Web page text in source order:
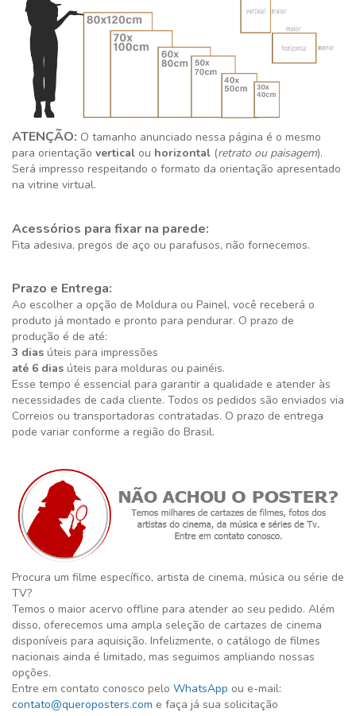
ATENÇÃO: O tamanho anunciado nessa página é o mesmo
para orientação vertical ou horizontal (retrato ou paisagem).
Será impresso respeitando o formato da orientação apresentado
na vitrine virtual.
Acessórios para fixar na parede:
Fita adesiva, pregos de aço ou parafusos, não fornecemos.
Prazo e Entrega:
Ao escolher a opção de Moldura ou Painel, você receberá o
produto já montado e pronto para pendurar. O prazo de
produção é de até:
3 dias úteis para impressões
até 6 dias úteis para molduras ou painéis.
Esse tempo é essencial para garantir a qualidade e atender às
necessidades de cada cliente. Todos os pedidos são enviados via
Correios ou transportadoras contratadas. O prazo de entrega
pode variar conforme a região do Brasil.
Procura um filme específico, artista de cinema, música ou série de
TV?
Temos o maior acervo offline para atender ao seu pedido. Além
disso, oferecemos uma ampla seleção de cartazes de cinema
disponíveis para aquisição. Infelizmente, o catálogo de filmes
nacionais ainda é limitado, mas seguimos ampliando nossas
opções.
Entre em contato conosco pelo WhatsApp ou e-mail:
contato@queroposters.com e faça já sua solicitação